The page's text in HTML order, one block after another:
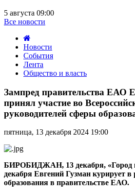
5 августа 09:00
Все новости
Новости
События
Лента
Общество и власть
правительства
ЕАО
Евгений
Гузман
участие
Всероссийском
руководителей
сферы
образования
Зампред правительства ЕАО
принял участие во
руководителей сферы
пятница, 13 декабря 2024 19:00
БИРОБИДЖАН, 13 декабря, «Город
декабря Евгений Гузман курирует в
образования в правительстве ЕАО.